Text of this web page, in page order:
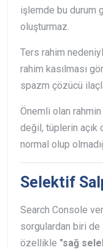
işlemde bu durum
oluşturmaz.
Ters rahim
rahim kasılması
spazm çözücü
Önemli olan
değil, tüplerin açık
normal olup
Selektif
Search Console
sorgulardan biri de
özellikle "sağ